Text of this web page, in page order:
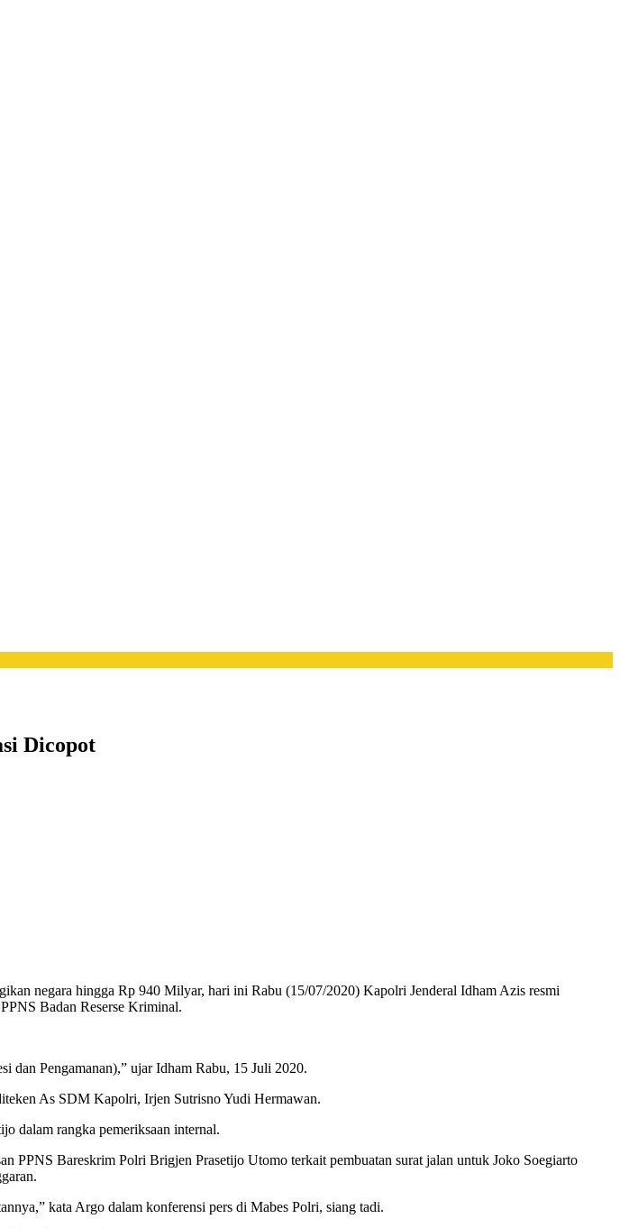
Dicopot
negara hingga Rp 940 Milyar, hari ini Rabu (15/07/2020) Kapolri Jenderal Idham Azis resmi
Badan Reserse Kriminal.
dan Pengamanan),” ujar Idham Rabu, 15 Juli 2020.
As SDM Kapolri, Irjen Sutrisno Yudi Hermawan.
dalam rangka pemeriksaan internal.
PPNS Bareskrim Polri Brigjen Prasetijo Utomo terkait pembuatan surat jalan untuk Joko Soegiarto
kata Argo dalam konferensi pers di Mabes Polri, siang tadi.